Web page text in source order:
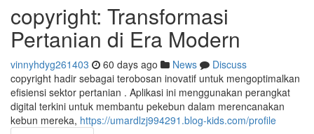
copyright: Transformasi
Pertanian di Era Modern
vinnyhdyg261403 60 days ago News
Discuss
copyright hadir sebagai terobosan inovatif untuk mengoptimalkan
efisiensi sektor pertanian . Aplikasi ini menggunakan perangkat
digital terkini untuk membantu pekebun dalam merencanakan
kebun mereka, https://umardlzj994291.blog-kids.com/profile